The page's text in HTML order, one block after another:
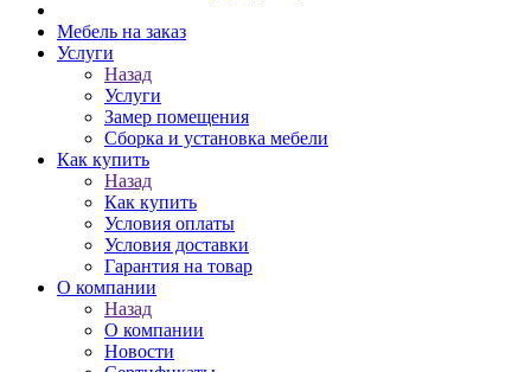
Мебель на заказ
Услуги
Назад
Услуги
Замер помещения
Сборка и установка мебели
Как купить
Назад
Как купить
Условия оплаты
Условия доставки
Гарантия на товар
О компании
Назад
О компании
Новости